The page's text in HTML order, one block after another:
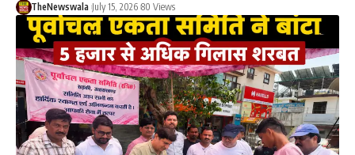
TheNewswala July 15, 2026 80 Views